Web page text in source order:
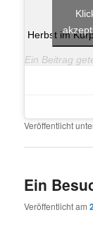
Herbst im
Ein Beitrag
Veröffentlicht
Ein
Veröffentlicht am